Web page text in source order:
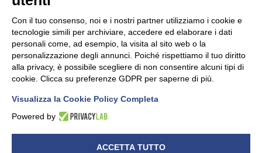
NEWS
Auguri Privacy!
05/2018 – 05/2022
4 anni di GDPR
12/05/2022
Con il tuo consenso, noi e i nostri partner utilizziamo i cookie e
tecnologie simili per archiviare, accedere ed elaborare i dati
personali come, ad esempio, la visita al sito web o la
personalizzazione degli annunci. Poiché rispettiamo il tuo diritto
alla privacy, è possibile scegliere di non consentire alcuni tipi di
cookie. Clicca su preferenze GDPR per saperne di più.
Visualizza la Cookie Policy Completa
Powered by
ACCETTA TUTTO